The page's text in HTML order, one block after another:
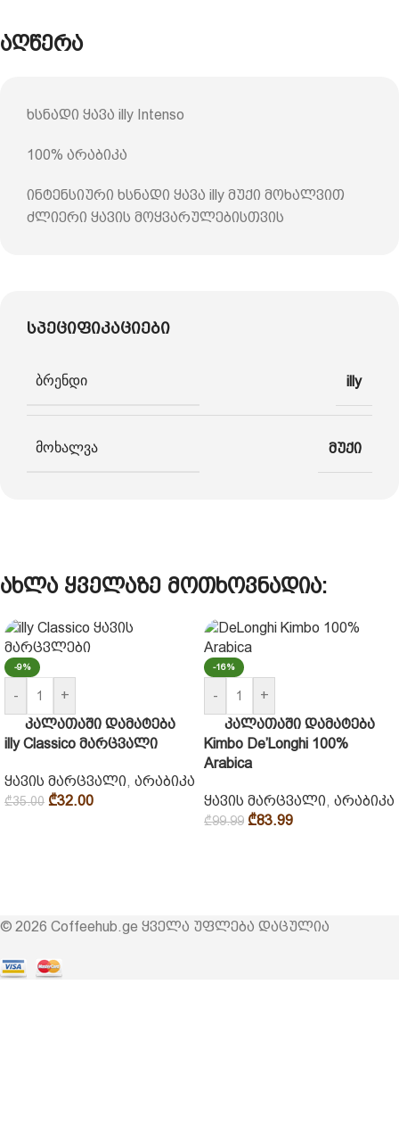
აღწერა
ხსნადი ყავა illy Intenso
100% არაბიკა
ინტენსიური ხსნადი ყავა illy მუქი მოხალვით
ძლიერი ყავის მოყვარულებისთვის
სპეციფიკაციები
ბრენდი illy
მოხალვა მუქი
ახლა ყველაზე მოთხოვნადია:
-9%
-
+
კალათაში დამატება
illy Classico მარცვალი
ყავის მარცვალი, არაბიკა
₾35.00 ₾32.00
-16%
-
+
კალათაში დამატება
Kimbo De’Longhi 100%
Arabica
ყავის მარცვალი, არაბიკა
₾99.99 ₾83.99
© 2026 Coffeehub.ge ყველა უფლება დაცულია